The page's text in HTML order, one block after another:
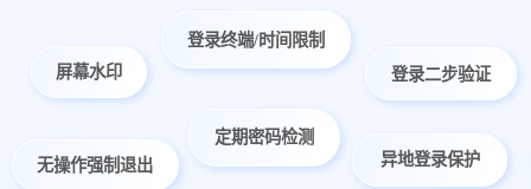
屏幕水印
登录终端/时间限制
登录二步验证
无操作强制退出
定期密码检测
异地登录保护